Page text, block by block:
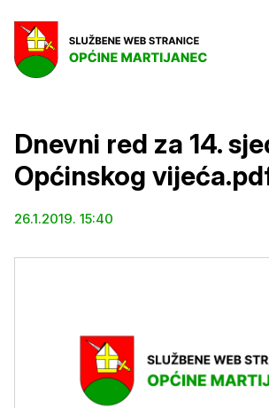
Dnevni red za 14.
Općinskog
26.1.2019. 15:40